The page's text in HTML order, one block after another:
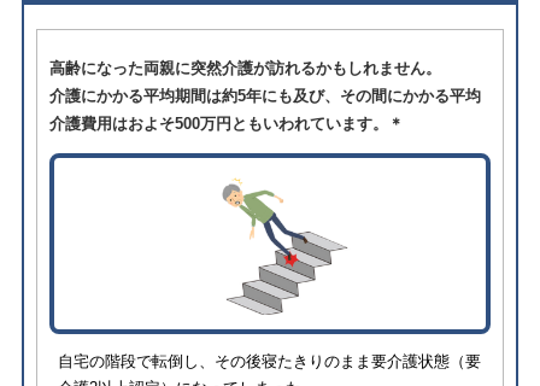
高齢になった両親に突然介護が訪れるかもしれません。
介護にかかる平均期間は約5年にも及び、その間にかかる平均
介護費用はおよそ500万円ともいわれています。＊
自宅の階段で転倒し、その後寝たきりのまま要介護状態（要